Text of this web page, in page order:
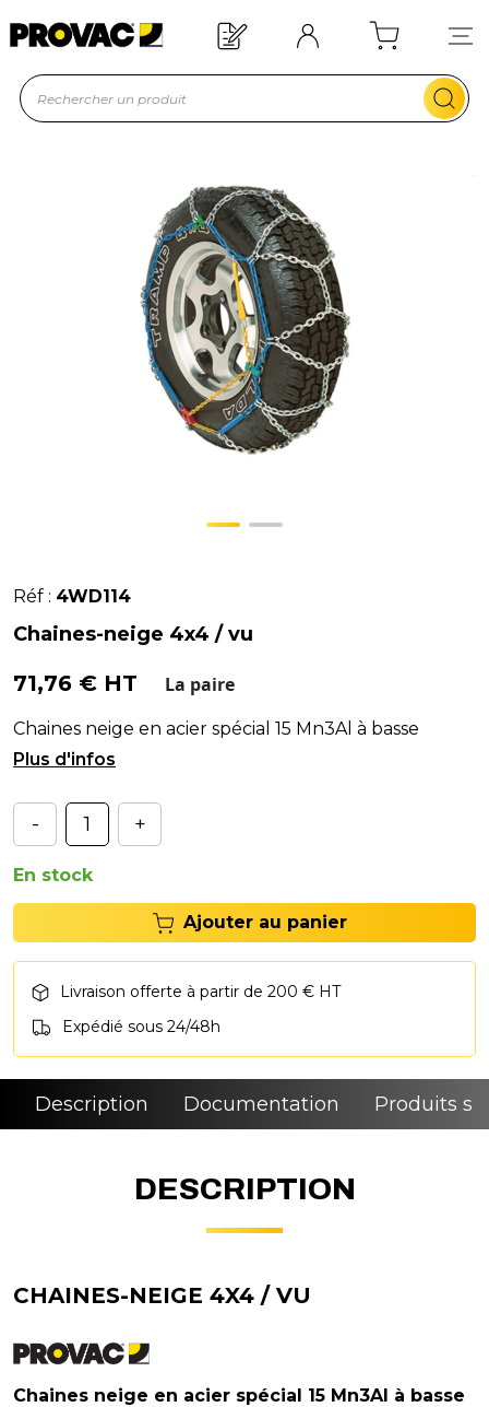
Offre de bienvenue : 20€ offerts !
En savoir plus
Réf : 4WD114
Chaines-neige 4x4 / vu
71,76 € HT La paire
Chaines neige en acier spécial 15 Mn3Al à basse
teneur en carbone.# - Maillon à section en D.
- +
En stock
Ajouter au panier
Livraison offerte à partir de 200 € HT
Expédié sous 24/48h
Description Documentation Produits
DESCRIPTION
CHAINES-NEIGE 4X4 / VU
Chaines neige en acier spécial 15 Mn3Al à basse